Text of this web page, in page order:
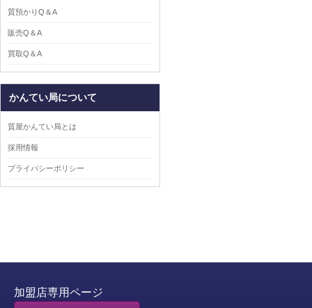
質預かりQ＆A
販売Q＆A
買取Q＆A
かんてい局について
質屋かんてい局とは
採用情報
プライバシーポリシー
加盟店専用ページ